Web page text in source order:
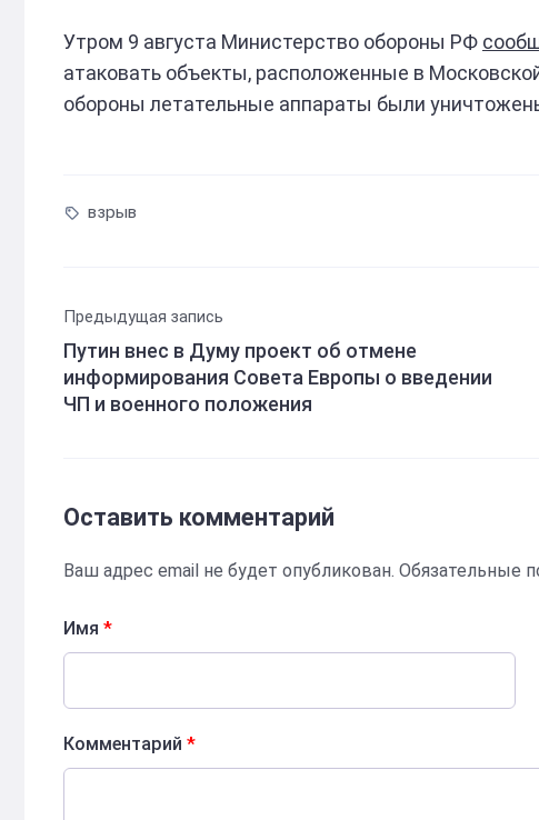
Утром 9 августа Министерство обороны РФ
атаковать объекты, расположенные в
обороны летательные аппараты были
взрыв
Предыдущая запись
Путин внес в Думу проект об отмене
информирования Совета Европы о введении
ЧП и военного положения
Оставить комментарий
Ваш адрес email не будет опубликован. Обязательные
Имя *
Комментарий *